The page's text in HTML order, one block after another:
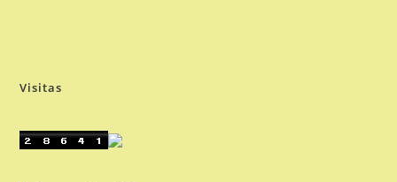
Visitas